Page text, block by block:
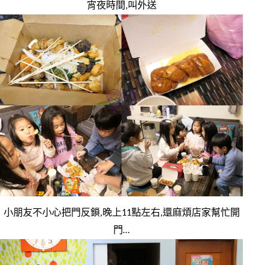
宵夜時間,叫外送
小朋友不小心把門反鎖,晚上11點左右,還麻煩店家幫忙開
門…